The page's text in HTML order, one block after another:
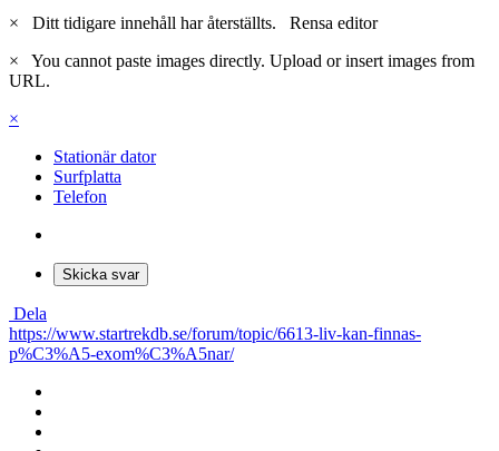
×
Ditt tidigare innehåll har återställts. Rensa editor
×
You cannot paste images directly. Upload or insert images from
URL.
×
Stationär dator
Surfplatta
Telefon
Skicka svar
Dela
https://www.startrekdb.se/forum/topic/6613-liv-kan-finnas-
p%C3%A5-exom%C3%A5nar/